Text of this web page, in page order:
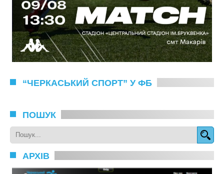
“ЧЕРКАСЬКИЙ СПОРТ” У ФБ
ПОШУК
АРХІВ